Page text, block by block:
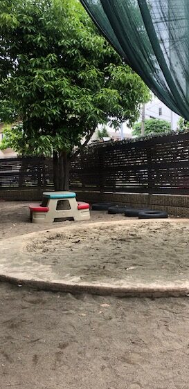
利活動法人
ラーニング・コミュニティ協会
鷹市井の頭2-14-6
307-115
49-9850
シーポリシー